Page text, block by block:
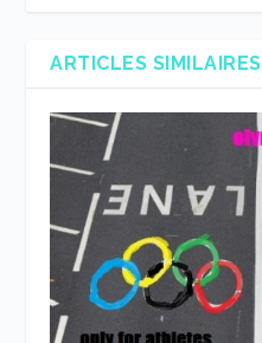
ARTICLES SIMILAIRES